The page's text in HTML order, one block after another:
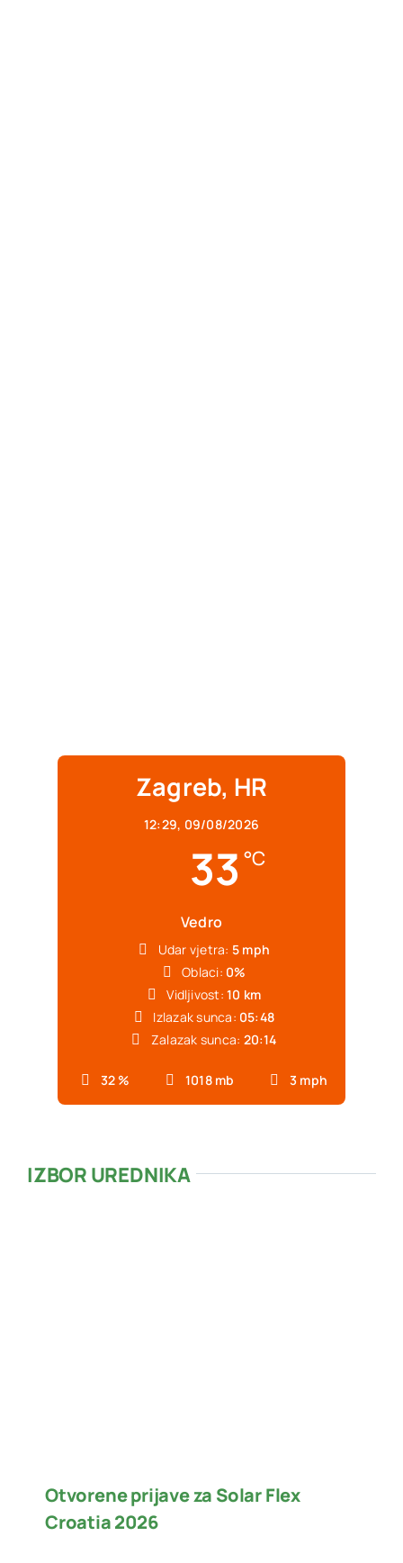
Zagreb, HR
12:29, 09/08/2026
33 °C
Vedro
32 % 1018 mb 3 mph
Udar vjetra: 5 mph
Oblaci: 0%
Vidljivost: 10 km
Izlazak sunca: 05:48
Zalazak sunca: 20:14
IZBOR UREDNIKA
Otvorene prijave za Solar Flex
Croatia 2026